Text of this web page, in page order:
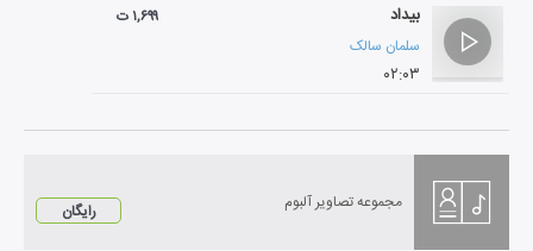
بیداد
سلمان سالک
۰۲:۰۳
۱,۶۹۹ ت
مجموعه تصاویر آلبوم رایگان